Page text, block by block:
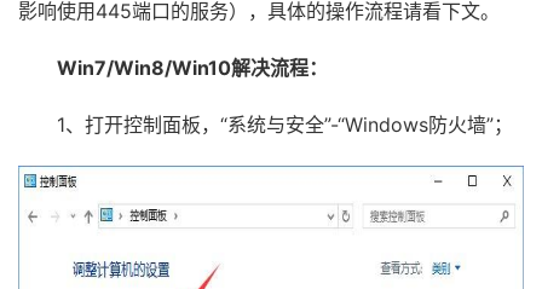
影响使用445端口的服务），具体的操作流程请看下文。
Win7/Win8/Win10解决流程：
1、打开控制面板，“系统与安全”-“Windows防火墙”；